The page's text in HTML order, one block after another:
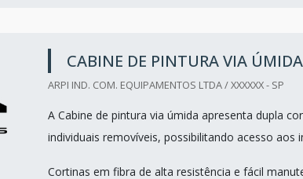
CABINE DE PINTURA VIA ÚMIDA
ARPI IND. COM. EQUIPAMENTOS LTDA / XXXXXX - SP
A Cabine de pintura via úmida apresenta dupla
individuais removíveis, possibilitando acesso aos
Cortinas em fibra de alta resistência e fácil